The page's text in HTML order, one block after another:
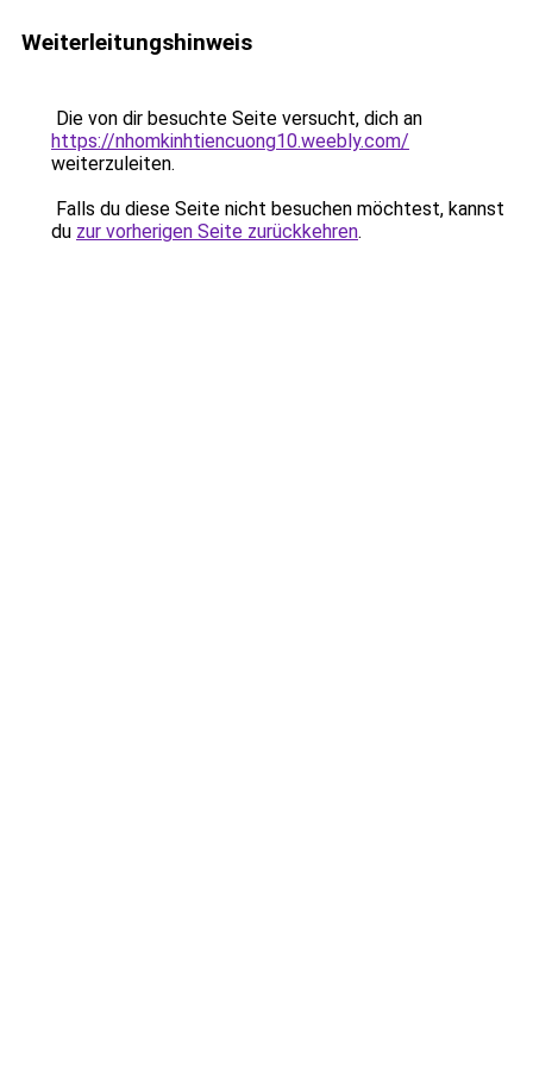
Weiterleitungshinweis
Die von dir besuchte Seite versucht, dich an
https://nhomkinhtiencuong10.weebly.com/
weiterzuleiten.
Falls du diese Seite nicht besuchen möchtest, kannst
du zur vorherigen Seite zurückkehren.